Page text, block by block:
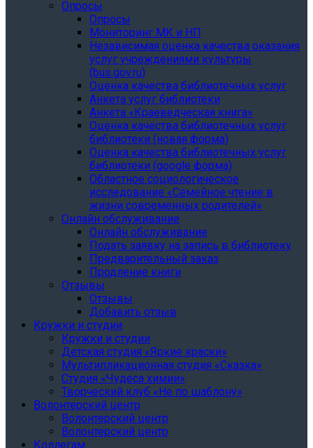
Опросы
Опросы
Мониторинг МК и НП
Независимая оценка качества оказания
услуг учреждениями культуры
(bus.gov.ru)
Оценка качества библиотечных услуг
Анкета услуг библиотеки
Анкета «Краеведческая книга»
Oценка качества библиотечных услуг
библиотеки (новая форма)
Oценка качества библиотечных услуг
библиотеки (google форма)
Областное социологическое
исследование «Семейное чтение в
жизни современных родителей»
Онлайн обслуживание
Онлайн обслуживание
Подать заявку на запись в библиотеку
Предварительный заказ
Продление книги
Отзывы
Отзывы
Добавить отзыв
Кружки и студии
Кружки и студии
Детская студия «Яркие краски»
Мультипликационная студия «Сказка»
Студия «Чудеса химии»
Творческий клуб «Не по шаблону»
Волонтерский центр
Волонтерский центр
Волонтерский центр
Коллегам